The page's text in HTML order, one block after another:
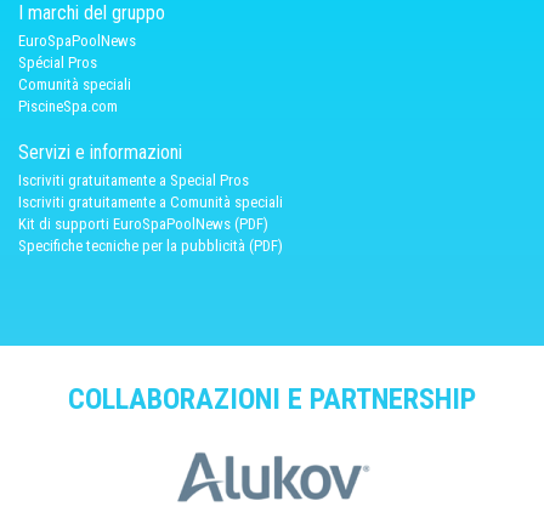
I marchi del gruppo
EuroSpaPoolNews
Spécial Pros
Comunità speciali
PiscineSpa.com
Servizi e informazioni
Iscriviti gratuitamente a Special Pros
Iscriviti gratuitamente a Comunità speciali
Kit di supporti EuroSpaPoolNews (PDF)
Specifiche tecniche per la pubblicità (PDF)
COLLABORAZIONI E PARTNERSHIP